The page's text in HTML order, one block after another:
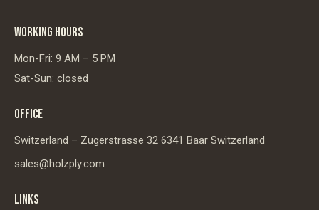
WORKING HOURS
Mon-Fri: 9 AM – 5 PM
Sat-Sun: closed
OFFICE
Switzerland – Zugerstrasse 32 6341 Baar Switzerland
sales@holzply.com
LINKS